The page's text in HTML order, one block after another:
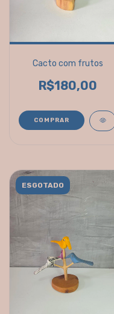
Cacto com frutos
R$180,00
ESGOTADO